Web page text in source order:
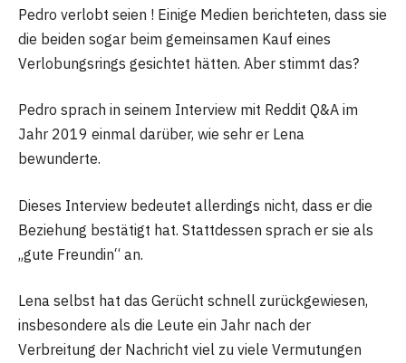
Pedro verlobt seien ! Einige Medien berichteten, dass sie
die beiden sogar beim gemeinsamen Kauf eines
Verlobungsrings gesichtet hätten. Aber stimmt das?
Pedro sprach in seinem Interview mit Reddit Q&A im
Jahr 2019 einmal darüber, wie sehr er Lena
bewunderte.
Dieses Interview bedeutet allerdings nicht, dass er die
Beziehung bestätigt hat. Stattdessen sprach er sie als
„gute Freundin“ an.
Lena selbst hat das Gerücht schnell zurückgewiesen,
insbesondere als die Leute ein Jahr nach der
Verbreitung der Nachricht viel zu viele Vermutungen